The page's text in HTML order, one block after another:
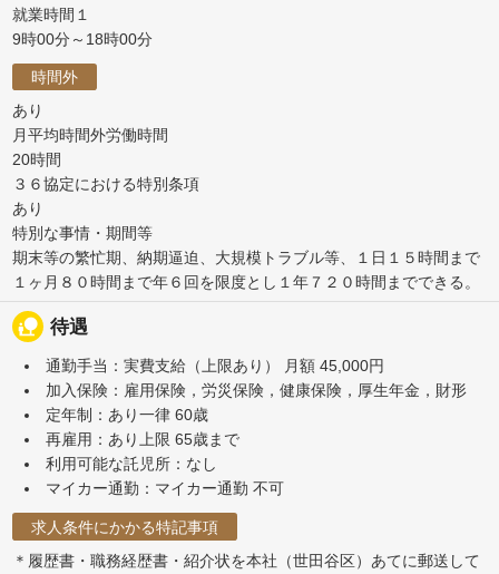
就業時間１
9時00分～18時00分
時間外
あり
月平均時間外労働時間
20時間
３６協定における特別条項
あり
特別な事情・期間等
期末等の繁忙期、納期逼迫、大規模トラブル等、１日１５時間まで
１ヶ月８０時間まで年６回を限度とし１年７２０時間までできる。
nature_people 待遇
通勤手当：実費支給（上限あり） 月額 45,000円
加入保険：雇用保険，労災保険，健康保険，厚生年金，財形
定年制：あり一律 60歳
再雇用：あり上限 65歳まで
利用可能な託児所：なし
マイカー通勤：マイカー通勤 不可
求人条件にかかる特記事項
＊履歴書・職務経歴書・紹介状を本社（世田谷区）あてに郵送して